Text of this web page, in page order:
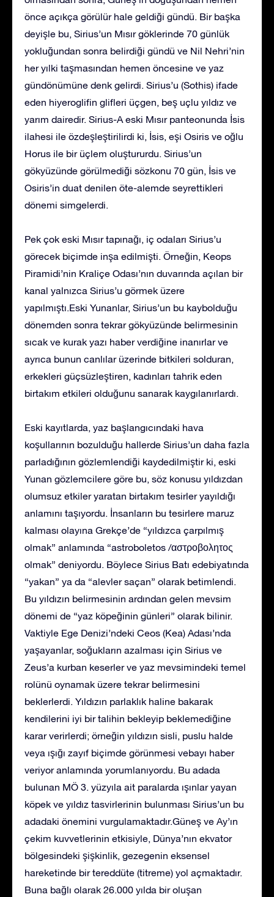
önce açıkça görülür hale geldiği gündü. Bir başka
deyişle bu, Sirius’un Mısır göklerinde 70 günlük
yokluğundan sonra belirdiği gündü ve Nil Nehri’nin
her yılki taşmasından hemen öncesine ve yaz
gündönümüne denk gelirdi. Sirius’u (Sothis) ifade
eden hiyeroglifin glifleri üçgen, beş uçlu yıldız ve
yarım dairedir. Sirius-A eski Mısır panteonunda İsis
ilahesi ile özdeşleştirilirdi ki, İsis, eşi Osiris ve oğlu
Horus ile bir üçlem oluştururdu. Sirius’un
gökyüzünde görülmediği sözkonu 70 gün, İsis ve
Osiris’in duat denilen öte-alemde seyrettikleri
dönemi simgelerdi.
Pek çok eski Mısır tapınağı, iç odaları Sirius’u
görecek biçimde inşa edilmişti. Örneğin, Keops
Piramidi’nin Kraliçe Odası’nın duvarında açılan bir
kanal yalnızca Sirius’u görmek üzere
yapılmıştı.Eski Yunanlar, Sirius’un bu kaybolduğu
dönemden sonra tekrar gökyüzünde belirmesinin
sıcak ve kurak yazı haber verdiğine inanırlar ve
ayrıca bunun canlılar üzerinde bitkileri solduran,
erkekleri güçsüzleştiren, kadınları tahrik eden
birtakım etkileri olduğunu sanarak kaygılanırlardı.
Eski kayıtlarda, yaz başlangıcındaki hava
koşullarının bozulduğu hallerde Sirius’un daha fazla
parladığının gözlemlendiği kaydedilmiştir ki, eski
Yunan gözlemcilere göre bu, söz konusu yıldızdan
olumsuz etkiler yaratan birtakım tesirler yayıldığı
anlamını taşıyordu. İnsanların bu tesirlere maruz
kalması olayına Grekçe’de “yıldızca çarpılmış
olmak” anlamında “astroboletos /αστροβολητος
olmak” deniyordu. Böylece Sirius Batı edebiyatında
“yakan” ya da “alevler saçan” olarak betimlendi.
Bu yıldızın belirmesinin ardından gelen mevsim
dönemi de “yaz köpeğinin günleri” olarak bilinir.
Vaktiyle Ege Denizi’ndeki Ceos (Kea) Adası’nda
yaşayanlar, soğukların azalması için Sirius ve
Zeus’a kurban keserler ve yaz mevsimindeki temel
rolünü oynamak üzere tekrar belirmesini
beklerlerdi. Yıldızın parlaklık haline bakarak
kendilerini iyi bir talihin bekleyip beklemediğine
karar verirlerdi; örneğin yıldızın sisli, puslu halde
veya ışığı zayıf biçimde görünmesi vebayı haber
veriyor anlamında yorumlanıyordu. Bu adada
bulunan MÖ 3. yüzyıla ait paralarda ışınlar yayan
köpek ve yıldız tasvirlerinin bulunması Sirius’un bu
adadaki önemini vurgulamaktadır.Güneş ve Ay’ın
çekim kuvvetlerinin etkisiyle, Dünya’nın ekvator
bölgesindeki şişkinlik, gezegenin eksensel
hareketinde bir tereddüte (titreme) yol açmaktadır.
Buna bağlı olarak 26.000 yılda bir oluşan